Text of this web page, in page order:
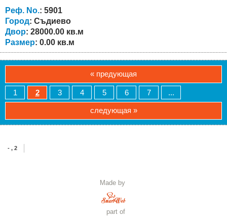
составляет около 28 декаров. Участки имеют открытую
панораму на окружающие...
Реф. No.: 5901
Город: Съдиево
Двор: 28000.00 кв.м
Размер: 0.00 кв.м
« предующая
1 2 3 4 5 6 7 ...
следующая »
- , 2
Made by
part of